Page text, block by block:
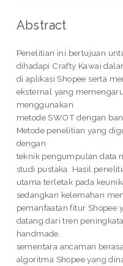
Abstract
Penelitian ini bertujuan
dihadapi Crafty Kawai
di aplikasi Shopee serta
eksternal yang
menggunakan
metode SWOT dengan
Metode penelitian yang
dengan
teknik pengumpulan data
studi pustaka. Hasil
utama terletak pada
sedangkan kelemahan
pemanfaatan fitur Shopee
datang dari tren
handmade,
sementara ancaman
algoritma Shopee yang